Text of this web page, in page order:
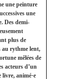
une peinture
une
Des demi-
plus de
au rythme lent,
mêlées de
acteurs d’un
animé·e